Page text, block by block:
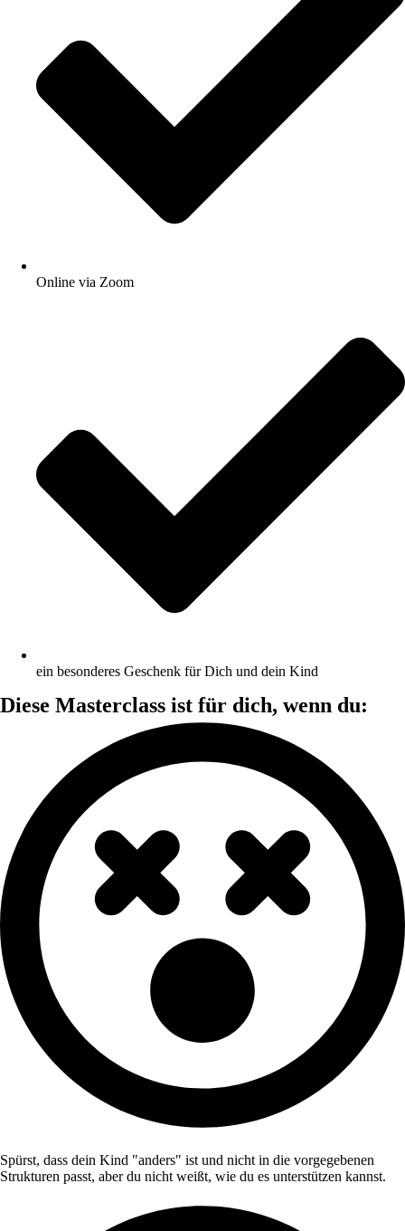
Online via Zoom
ein besonderes Geschenk für Dich und dein Kind
Diese Masterclass ist für dich, wenn du:
Spürst, dass dein Kind "anders" ist und nicht in die vorgegebenen
Strukturen passt, aber du nicht weißt, wie du es unterstützen kannst.